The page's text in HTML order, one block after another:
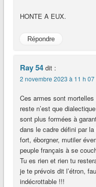
HONTE A EUX.
Répondre
Ray 54 dit :
2 novembre 2023 à 11 h 07
Ces armes sont
reste n’est que
sont plus formées à
dans le cadre défini par la
fort, éborgner, mutiler
peuple français à se
Tu es rien et rien tu
je te prévois dit l’étron,
indécrottable !!!